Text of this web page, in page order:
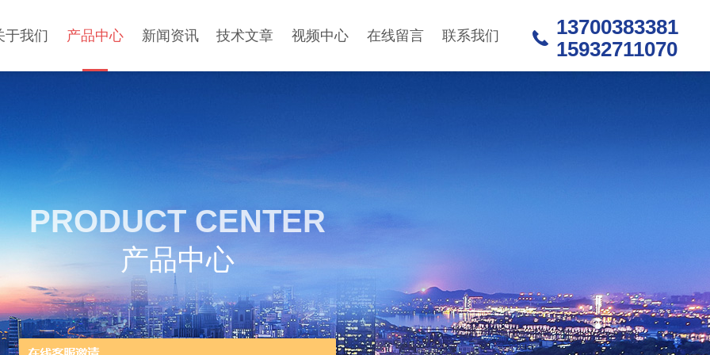
于我们 产品中心 新闻资讯 技术文章 视频中心 在线留言 联系我们
13700383381
15932711070
PRODUCT CENTER
产品中心